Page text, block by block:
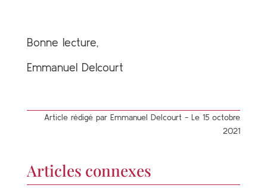
Bonne lecture,
Emmanuel Delcourt
Article rédigé par Emmanuel Delcourt - Le 15 octobre
2021
Articles connexes